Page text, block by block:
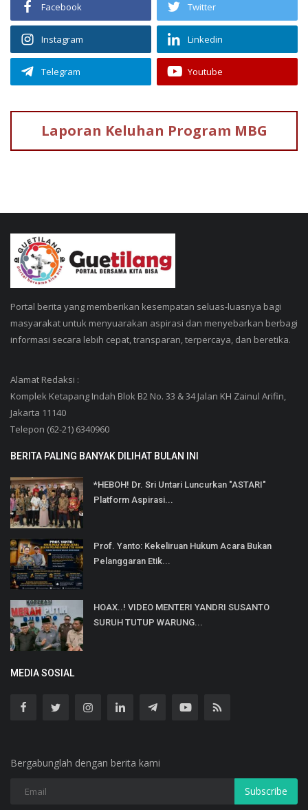
Facebook Twitter
Instagram Linkedin
Telegram Youtube
Laporan Keluhan Program MBG
Portal berita yang memberikan kesempatan seluas-luasnya bagi
masyarakat untuk menyuarakan aspirasi dan menyebarkan berbagi
informasi secara lebih cepat, transparan, terpercaya, dan beretika.
Alamat Redaksi :
Komplek Ketapang Indah Blok B2 No. 33 & 34 Jalan KH Zainul Arifin,
Jakarta 11140
Telepon (62-21) 6340960
BERITA PALING BANYAK DILIHAT BULAN INI
*HEBOH! Dr. Sri Untari Luncurkan "ASTARI"
Platform Aspirasi...
Prof. Yanto: Kekeliruan Hukum Acara Bukan
Pelanggaran Etik...
HOAX..! VIDEO MENTERI YANDRI SUSANTO
SURUH TUTUP WARUNG...
MEDIA SOSIAL
Bergabunglah dengan berita kami
Subscribe